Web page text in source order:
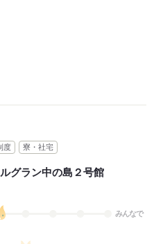
度 寮・社宅
グラン中の島２号館
みんなで